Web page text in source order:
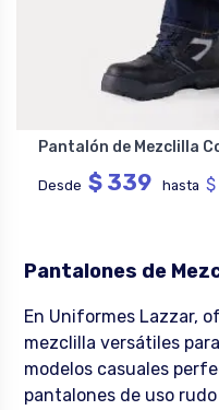
Pantalón de Mezclilla
Desde $ 339 hasta
Pantalones de
En Uniformes Lazzar,
mezclilla versátiles
modelos casuales
pantalones de uso